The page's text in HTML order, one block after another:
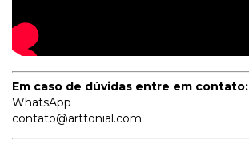
Em caso de dúvidas entre em contato:
WhatsApp
contato@arttonial.com